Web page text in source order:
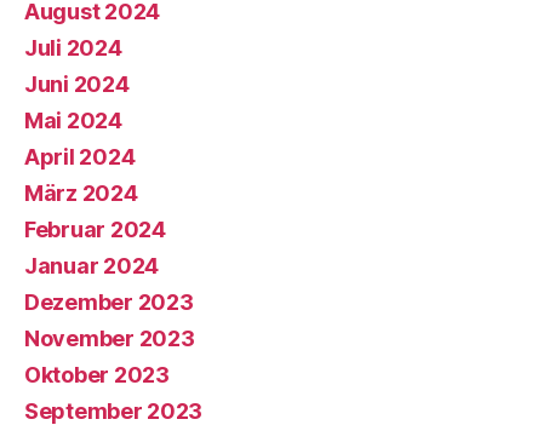
August 2024
Juli 2024
Juni 2024
Mai 2024
April 2024
März 2024
Februar 2024
Januar 2024
Dezember 2023
November 2023
Oktober 2023
September 2023